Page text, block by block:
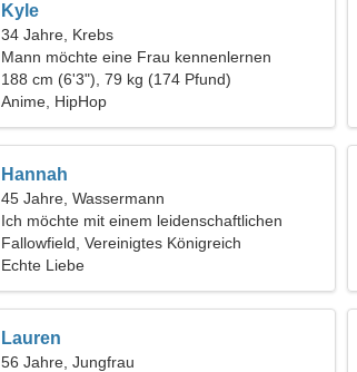
Kyle
34 Jahre, Krebs
Mann möchte eine Frau kennenlernen
188 cm (6'3"), 79 kg (174 Pfund)
Anime, HipHop
Hannah
45 Jahre, Wassermann
Ich möchte mit einem leidenschaftlichen
Mann ausgehen
Fallowfield, Vereinigtes Königreich
Echte Liebe
Lauren
56 Jahre, Jungfrau